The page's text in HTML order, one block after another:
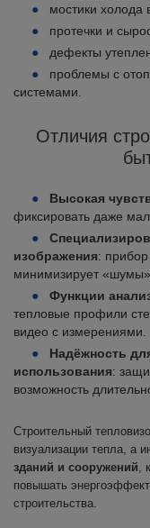
мостики холода
протечки и
дефекты
проблемы с
системами.
Отличия
Высокая
фиксировать даже
изображения:
минимизирует «шумы».
Функции
тепловые профили
видео с измерениями.
Надёжность
использования:
возможность
Строительный
визуализации тепла, а
зданий и сооружений,
повышать
строительства.